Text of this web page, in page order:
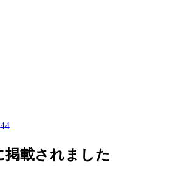
掲載されました